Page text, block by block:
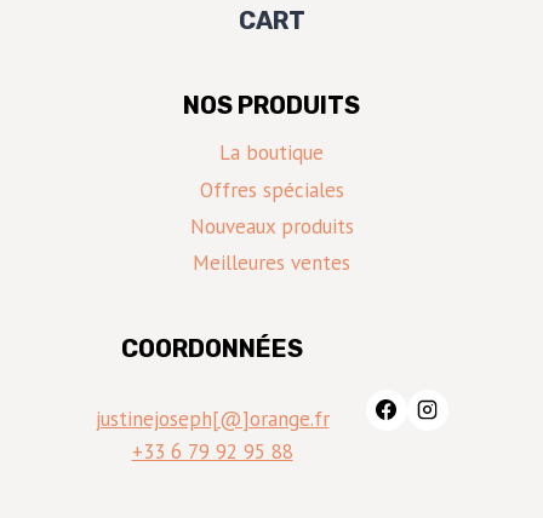
CART
NOS PRODUITS
La boutique
Offres spéciales
Nouveaux produits
Meilleures ventes
COORDONNÉES
justinejoseph[@]orange.fr
+33 6 79 92 95 88